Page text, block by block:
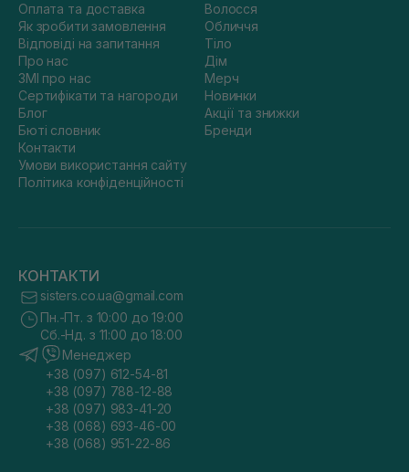
Оплата та доставка
Як зробити замовлення
Відповіді на запитання
Про нас
ЗМІ про нас
Сертифікати та нагороди
Блог
Бюті словник
Контакти
Умови використання сайту
Політика конфіденційності
Волосся
Обличчя
Тіло
Дім
Мерч
Новинки
Акції та знижки
Бренди
КОНТАКТИ
sisters.co.ua@gmail.com
Пн.-Пт. з 10:00 до 19:00
Сб.-Нд. з 11:00 до 18:00
Менеджер
+38 (097) 612-54-81
+38 (097) 788-12-88
+38 (097) 983-41-20
+38 (068) 693-46-00
+38 (068) 951-22-86